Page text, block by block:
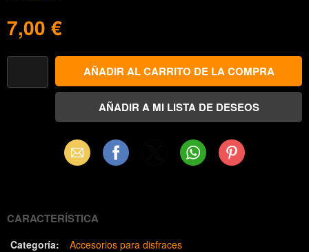
7,00 €
Email Facebook WhatsAppPinterest
CARACTERÍSTICA
Categoría: Accesorios para disfraces